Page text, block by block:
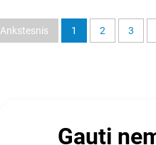
stiprintuvas
Ankstesnis 1 2 3
Gauti